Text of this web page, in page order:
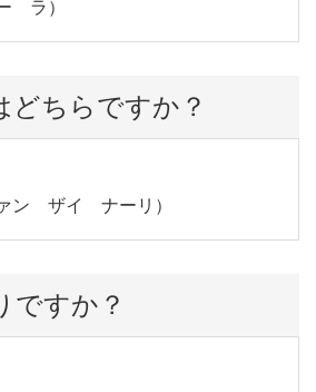
ラ）
どちらですか？
ァン ザイ ナーリ）
ですか？